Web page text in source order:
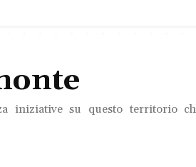
iniziative su questo territorio